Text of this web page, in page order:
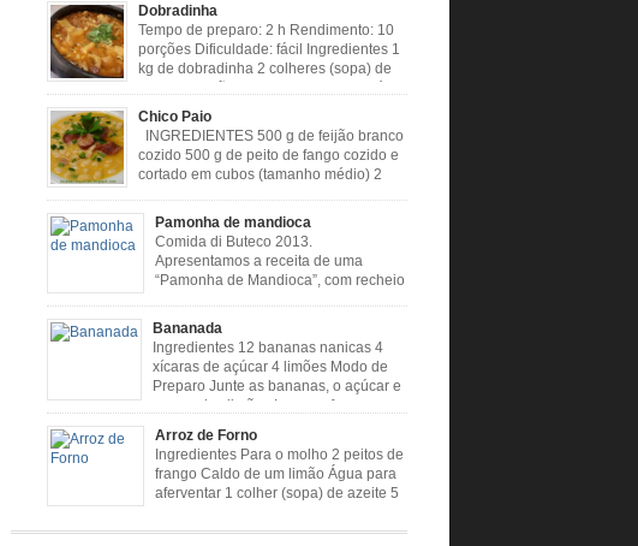
Dobradinha
Tempo de preparo: 2 h Rendimento: 10
porções Dificuldade: fácil Ingredientes 1
kg de dobradinha 2 colheres (sopa) de
caldo de limão 2 colheres (sopa) de óleo
3 tomates 1 cebola 4 dentes de alho Cheiro verde
Cominho Colorau Pimenta a gosto Modo de Preparo:
Lavar muito bem a dobradinha com limão. Deixar de
molho […]
Chico Paio
INGREDIENTES 500 g de feijão branco
cozido 500 g de peito de fango cozido e
cortado em cubos (tamanho médio) 2
linguiça paio (picado em cubos) 300 g de bacon
(picado em cubos) 1 lata de milho verde 2 dentes de
alho amassado 3 colheres de óleo 2 […]
Pamonha de mandioca
Comida di Buteco 2013.
Apresentamos a receita de uma
“Pamonha de Mandioca”, com recheio
pelo idealizador do Comida di Buteco, Eduardo Maya.
Ingredientes (para 02 pamonhas): Massa: 15gr de
cebola picadinha 100gr de mandioca crua ralada e
espremida 1 colher café de manteiga 35ml de leite
Palha de milho verde 1 […]
Bananada
Ingredientes 12 bananas nanicas 4
xícaras de açúcar 4 limões Modo de
Preparo Junte as bananas, o açúcar e
o suco dos limões Leve ao fogo e
retire quando estiver desgrudando do fundo da panela
Tempo de Preparo Dificuldade: Fácil Tempo de
Preparo: 40 minutos
http://eusoumineirouaiso.com.br/culinaria-
mineira/bananada#tempo-de-preparo
Arroz de Forno
Ingredientes Para o molho 2 peitos de
frango Caldo de um limão Água para
aferventar 1 colher (sopa) de azeite 5
grande picada em cubos Tempero caseiro verde 1